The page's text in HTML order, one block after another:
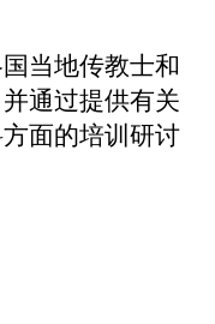
当地传教士和
通过提供有关
面的培训研讨